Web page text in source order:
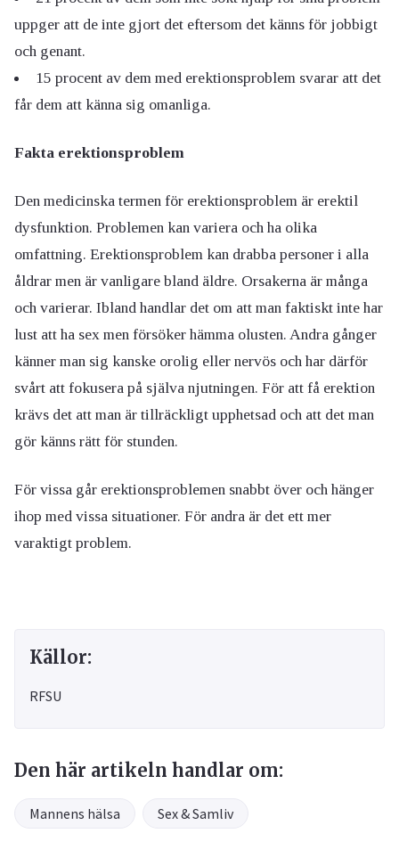
uppger att de inte gjort det eftersom det känns för jobbigt
och genant.
15 procent av dem med erektionsproblem svarar att det
får dem att känna sig omanliga.
Fakta erektionsproblem
Den medicinska termen för erektionsproblem är erektil
dysfunktion. Problemen kan variera och ha olika
omfattning. Erektionsproblem kan drabba personer i alla
åldrar men är vanligare bland äldre. Orsakerna är många
och varierar. Ibland handlar det om att man faktiskt inte har
lust att ha sex men försöker hämma olusten. Andra gånger
känner man sig kanske orolig eller nervös och har därför
svårt att fokusera på själva njutningen. För att få erektion
krävs det att man är tillräckligt upphetsad och att det man
gör känns rätt för stunden.
För vissa går erektionsproblemen snabbt över och hänger
ihop med vissa situationer. För andra är det ett mer
varaktigt problem.
Källor:
RFSU
Den här artikeln handlar om:
Mannens hälsa Sex & Samliv